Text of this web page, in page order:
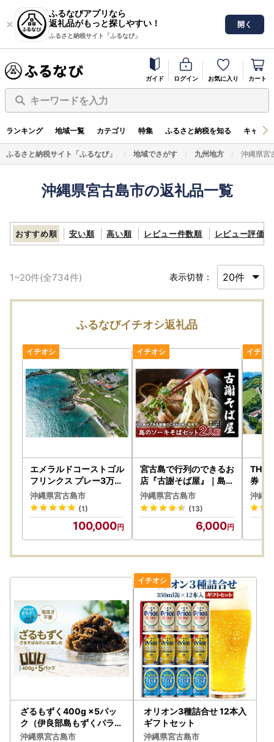
ふるなびアプリなら
返礼品がもっと探しやすい！
ふるさと納税サイト「ふるなび」
開く
ガイド ログイン お気に入り カート
キーワードを入力
ランキング 地域一覧 カテゴリ 特集 ふるさと納税を知る キャン
ふるさと納税サイト「ふるなび」 地域でさがす 九州地方 沖縄県宮
沖縄県宮古島市の返礼品一覧
おすすめ順 安い順 高い順 レビュー件数順 レビュー評価順
1~20件(全734件) 表示切替：
ふるなびイチオシ返礼品
エメラルドコーストゴル
フリンクス プレー3万点
クーポン
沖縄県宮古島市
(1)
100,000
宮古島で行列のできるお
店『古謝そば屋』｜島の
ソーキそば2人前セット
沖縄県宮古島市
(13)
6,000
THE
券 ※
のオ
」と
沖縄
ざるもずく400g ×5パッ
ク（伊良部島もずくパラダ
イス）（HW02）
沖縄県宮古島市
オリオン3種詰合せ 12本入
ギフトセット
沖縄県宮古島市